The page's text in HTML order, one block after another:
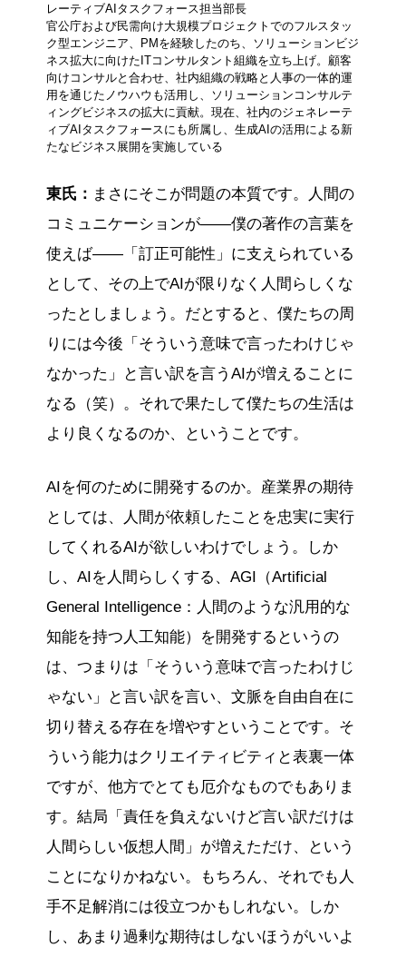
レーティブAIタスクフォース担当部長
官公庁および民需向け大規模プロジェクトでのフルスタッ
ク型エンジニア、PMを経験したのち、ソリューションビジ
ネス拡大に向けたITコンサルタント組織を立ち上げ。顧客
向けコンサルと合わせ、社内組織の戦略と人事の一体的運
用を通じたノウハウも活用し、ソリューションコンサルテ
ィングビジネスの拡大に貢献。現在、社内のジェネレーテ
ィブAIタスクフォースにも所属し、生成AIの活用による新
たなビジネス展開を実施している
東氏： まさにそこが問題の本質です。人間の
コミュニケーションが——僕の著作の言葉を
使えば——「訂正可能性」に支えられている
として、その上でAIが限りなく人間らしくな
ったとしましょう。だとすると、僕たちの周
りには今後「そういう意味で言ったわけじゃ
なかった」と言い訳を言うAIが増えることに
なる（笑）。それで果たして僕たちの生活は
より良くなるのか、ということです。
AIを何のために開発するのか。産業界の期待
としては、人間が依頼したことを忠実に実行
してくれるAIが欲しいわけでしょう。しか
し、AIを人間らしくする、AGI（Artificial
General Intelligence：人間のような汎用的な
知能を持つ人工知能）を開発するというの
は、つまりは「そういう意味で言ったわけじ
ゃない」と言い訳を言い、文脈を自由自在に
切り替える存在を増やすということです。そ
ういう能力はクリエイティビティと表裏一体
ですが、他方でとても厄介なものでもありま
す。結局「責任を負えないけど言い訳だけは
人間らしい仮想人間」が増えただけ、という
ことになりかねない。もちろん、それでも人
手不足解消には役立つかもしれない。しか
し、あまり過剰な期待はしないほうがいいよ